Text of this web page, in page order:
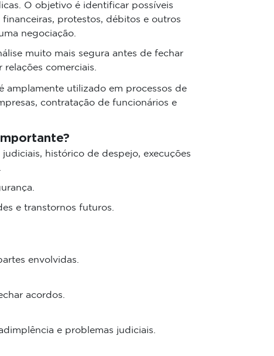
O objetivo é identificar possíveis
protestos, débitos e outros
negociação.
muito mais segura antes de fechar
comerciais.
amplamente utilizado em processos de
contratação de funcionários e
histórico de despejo, execuções
e transtornos futuros.
envolvidas.
acordos.
e problemas judiciais.